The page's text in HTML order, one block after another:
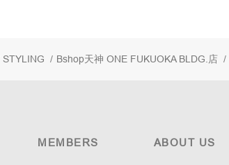
STYLING / Bshop天神 ONE FUKUOKA BLDG.店 /
MEMBERS ABOUT US